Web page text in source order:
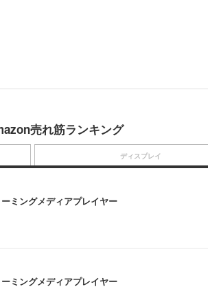
売れ筋ランキング
ミングメディアプレイヤー
ミングメディアプレイヤー
ディスプレイ